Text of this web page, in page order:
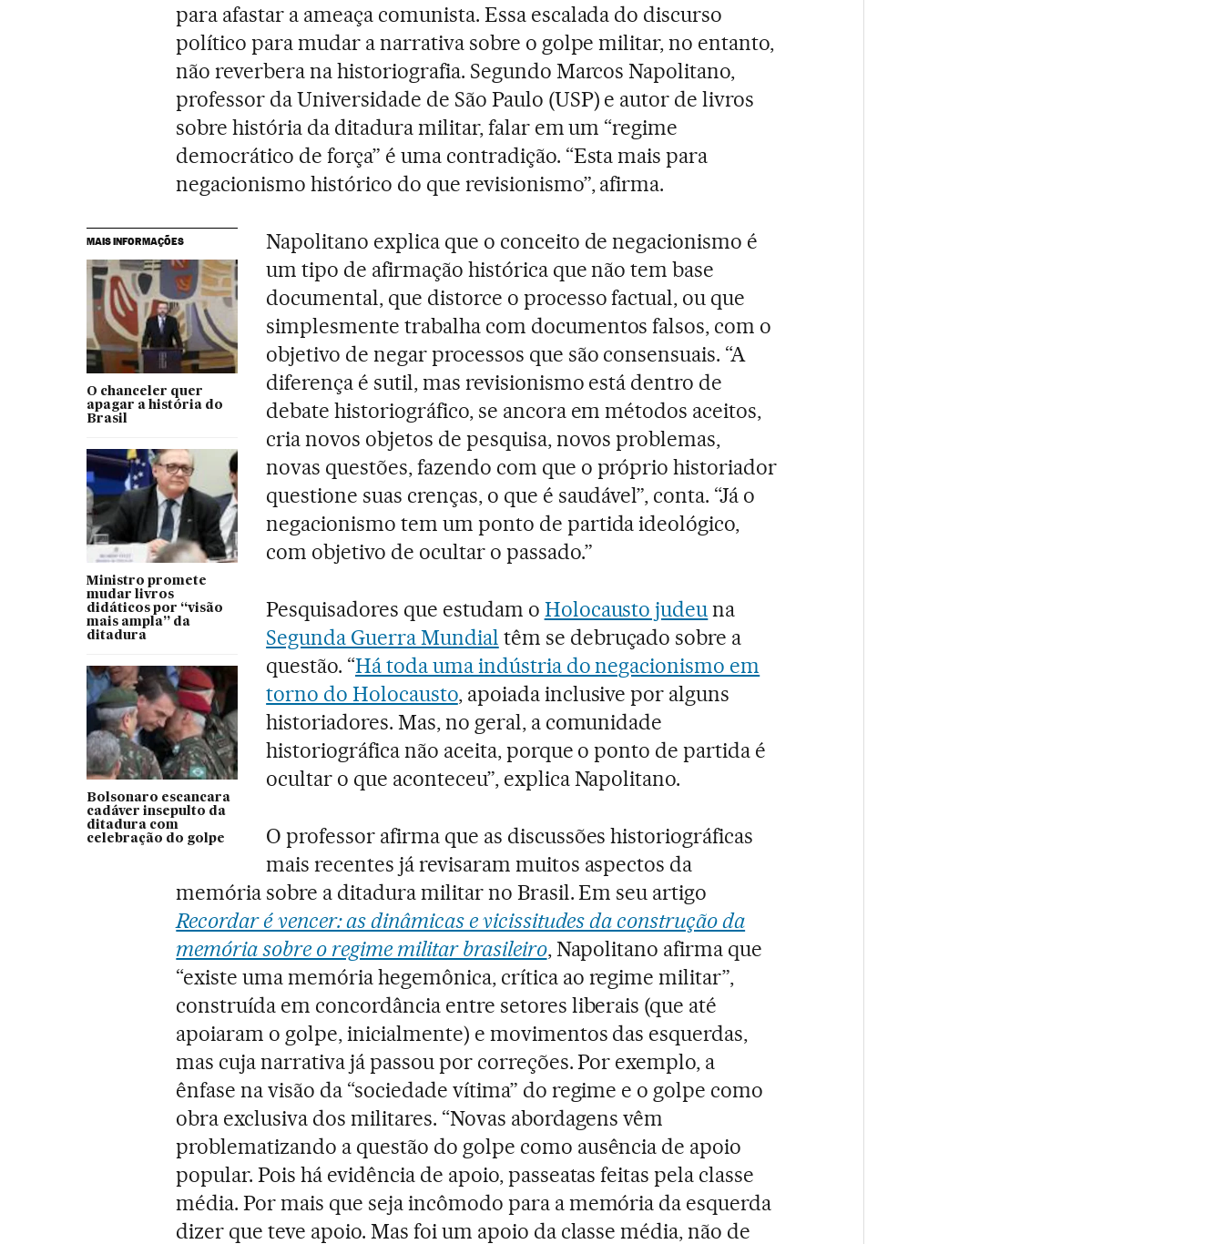
para afastar a ameaça comunista. Essa escalada do discurso
político para mudar a narrativa sobre o golpe militar, no entanto,
não reverbera na historiografia. Segundo Marcos Napolitano,
professor da Universidade de São Paulo (USP) e autor de livros
sobre história da ditadura militar, falar em um “regime
democrático de força” é uma contradição. “Esta mais para
negacionismo histórico do que revisionismo”, afirma.
MAIS INFORMAÇÕES
O chanceler quer
apagar a história do
Brasil
Ministro promete
mudar livros
didáticos por “visão
mais ampla” da
ditadura
Bolsonaro escancara
cadáver insepulto da
ditadura com
celebração do golpe
Napolitano explica que o conceito de negacionismo é
um tipo de afirmação histórica que não tem base
documental, que distorce o processo factual, ou que
simplesmente trabalha com documentos falsos, com o
objetivo de negar processos que são consensuais. “A
diferença é sutil, mas revisionismo está dentro de
debate historiográfico, se ancora em métodos aceitos,
cria novos objetos de pesquisa, novos problemas,
novas questões, fazendo com que o próprio historiador
questione suas crenças, o que é saudável”, conta. “Já o
negacionismo tem um ponto de partida ideológico,
com objetivo de ocultar o passado.”
Pesquisadores que estudam o Holocausto judeuna
Segunda Guerra Mundial têm se debruçado sobre a
questão. “Há toda uma indústria do negacionismo em
torno do Holocausto, apoiada inclusive por alguns
historiadores. Mas, no geral, a comunidade
historiográfica não aceita, porque o ponto de partida é
ocultar o que aconteceu”, explica Napolitano.
O professor afirma que as discussões historiográficas
mais recentes já revisaram muitos aspectos da
memória sobre a ditadura militar no Brasil. Em seu artigo
Recordar é vencer: as dinâmicas e vicissitudes da construção da
memória sobre o regime militar brasileiro, Napolitano afirma que
“existe uma memória hegemônica, crítica ao regime militar”,
construída em concordância entre setores liberais (que até
apoiaram o golpe, inicialmente) e movimentos das esquerdas,
mas cuja narrativa já passou por correções. Por exemplo, a
ênfase na visão da “sociedade vítima” do regime e o golpe como
obra exclusiva dos militares. “Novas abordagens vêm
problematizando a questão do golpe como ausência de apoio
popular. Pois há evidência de apoio, passeatas feitas pela classe
média. Por mais que seja incômodo para a memória da esquerda
dizer que teve apoio. Mas foi um apoio da classe média, não de